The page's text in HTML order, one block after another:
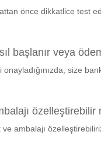
önce dikkatlice test
başlanır veya
onayladığınızda, size
özelleştirebilir
ambalajı